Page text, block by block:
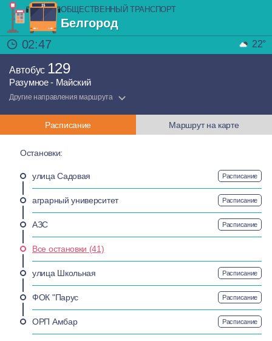
ОБЩЕСТВЕННЫЙ ТРАНСПОРТ
Белгород
02:47
22°
Автобус 129
Разумное - Майский
Другие направления маршрута
Расписание Маршрут на карте
Остановки:
улица Садовая Расписание
аграрный университет Расписание
АЗС Расписание
Все остановки (41)
улица Школьная Расписание
ФОК "Парус Расписание
ОРП Амбар Расписание